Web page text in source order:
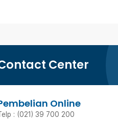
Center
Online
: (021) 39 700 200